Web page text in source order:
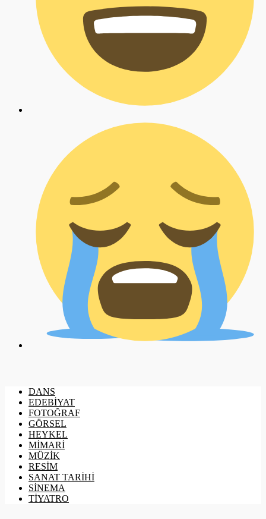
DANS
EDEBİYAT
FOTOĞRAF
GÖRSEL
HEYKEL
MİMARİ
MÜZİK
RESİM
SANAT TARİHİ
SİNEMA
TİYATRO